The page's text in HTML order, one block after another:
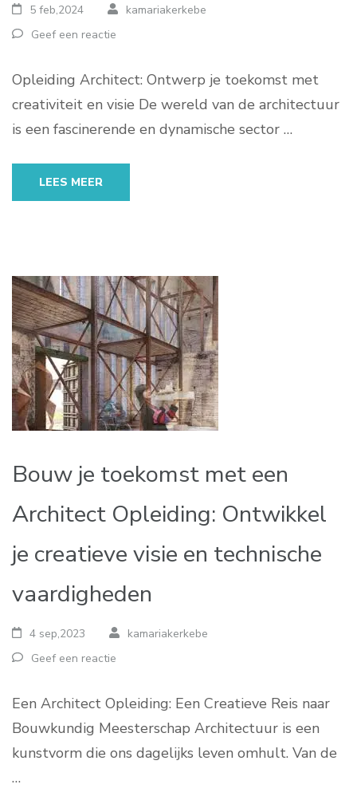
5 feb,2024
kamariakerkebe
Geef een reactie
Opleiding Architect: Ontwerp je toekomst met
creativiteit en visie De wereld van de architectuur
is een fascinerende en dynamische sector …
LEES MEER
Bouw je toekomst met een
Architect Opleiding: Ontwikkel
je creatieve visie en technische
vaardigheden
4 sep,2023
kamariakerkebe
Geef een reactie
Een Architect Opleiding: Een Creatieve Reis naar
Bouwkundig Meesterschap Architectuur is een
kunstvorm die ons dagelijks leven omhult. Van de
…